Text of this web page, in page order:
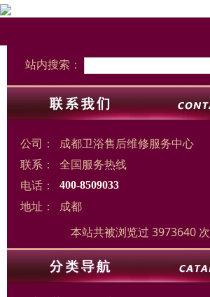
站内搜索：
公司：
成都卫浴售后维修服务中心
联系：
全国服务热线
电话：
400-8509033
地址：
成都
本站共被浏览过 3973640 次